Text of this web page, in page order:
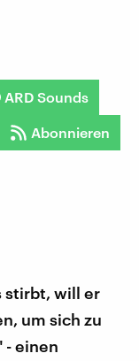
ARD Sounds
Abonnieren
stirbt, will er
um sich zu
- einen